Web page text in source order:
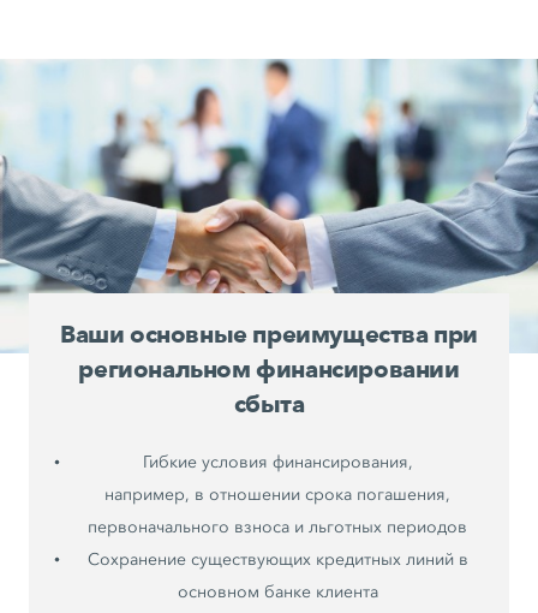
Ваши основные преимущества при
региональном финансировании
сбыта
Гибкие условия финансирования,
например, в отношении срока погашения,
первоначального взноса и льготных периодов
Сохранение существующих кредитных линий в
основном банке клиента